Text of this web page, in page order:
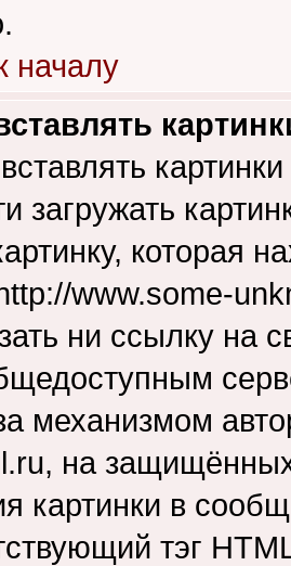
началу
загружать
которая
www.some-
ни ссылку на
механизмом
на
картинки в
тэг